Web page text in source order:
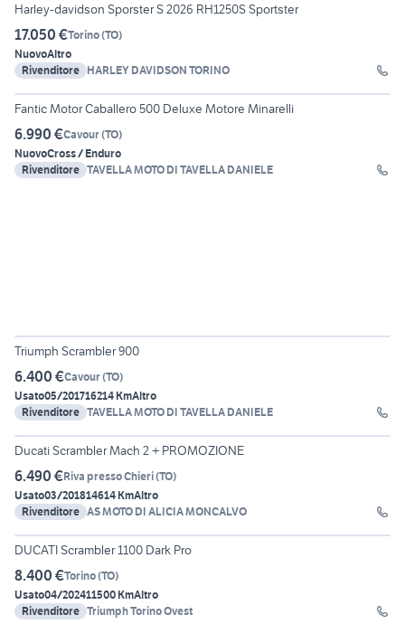
Harley-davidson Sporster S 2026 RH1250S Sportster
17.050 €Torino(TO)
NuovoAltro
Rivenditore HARLEY DAVIDSON TORINO
26
Fantic Motor Caballero 500 Deluxe Motore Minarelli
6.990 €Cavour(TO)
NuovoCross / Enduro
Rivenditore TAVELLA MOTO DI TAVELLA DANIELE
Triumph Scrambler 900
6.400 €Cavour(TO)
Usato05/201716214 KmAltro
Rivenditore TAVELLA MOTO DI TAVELLA DANIELE
8
Ducati Scrambler Mach 2 + PROMOZIONE
6.490 €Riva presso Chieri(TO)
Usato03/201814614 KmAltro
Rivenditore AS MOTO DI ALICIA MONCALVO
10
DUCATI Scrambler 1100 Dark Pro
8.400 €Torino(TO)
Usato04/202411500 KmAltro
Rivenditore Triumph Torino Ovest